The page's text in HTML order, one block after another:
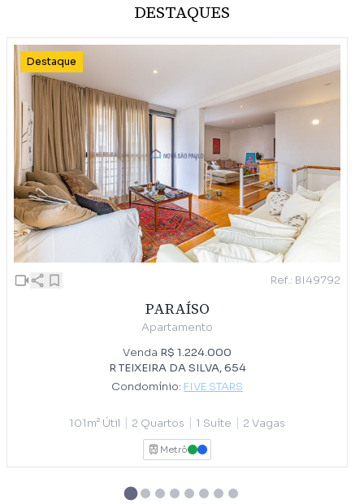
DESTAQUES
Destaque
Ref.: BI49792
PARAÍSO
Apartamento
Venda R$ 1.224.000
R TEIXEIRA DA SILVA, 654
Condomínio: FIVE STARS
101m² Útil | 2 Quartos | 1 Suíte | 2 Vagas
Metrô VERDEAZUL